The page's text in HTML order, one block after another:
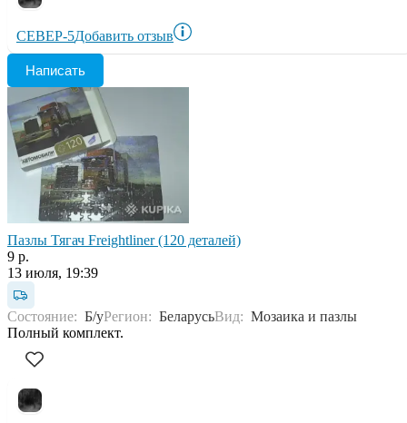
СЕВЕР-5Добавить отзыв
Написать
Пазлы Тягач Freightliner (120 деталей)
9 р.
13 июля, 19:39
Состояние: Б/уРегион: БеларусьВид: Мозаика и пазлы
Полный комплект.